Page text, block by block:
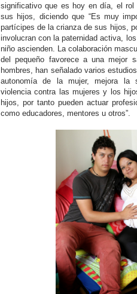
significativo que es hoy en día, el
sus hijos, diciendo que “Es muy
partícipes de la crianza de sus hijos,
involucran con la paternidad activa,
niño ascienden. La colaboración
del pequeño favorece a una mejor
hombres, han señalado varios
autonomía de la mujer, mejora la
violencia contra las mujeres y los
hijos, por tanto pueden actuar
como educadores, mentores u otros”.